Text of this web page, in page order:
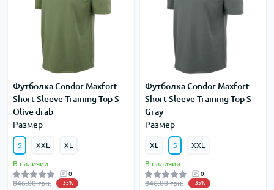
Футболка Condor Maxfort
Short Sleeve Training Top S
Olive drab
Размер
S XXL XL
В наличии
0
846.00 грн. -35%
Футболка Condor Maxfort
Short Sleeve Training Top S
Gray
Размер
XL S XXL
В наличии
0
846.00 грн. -35%